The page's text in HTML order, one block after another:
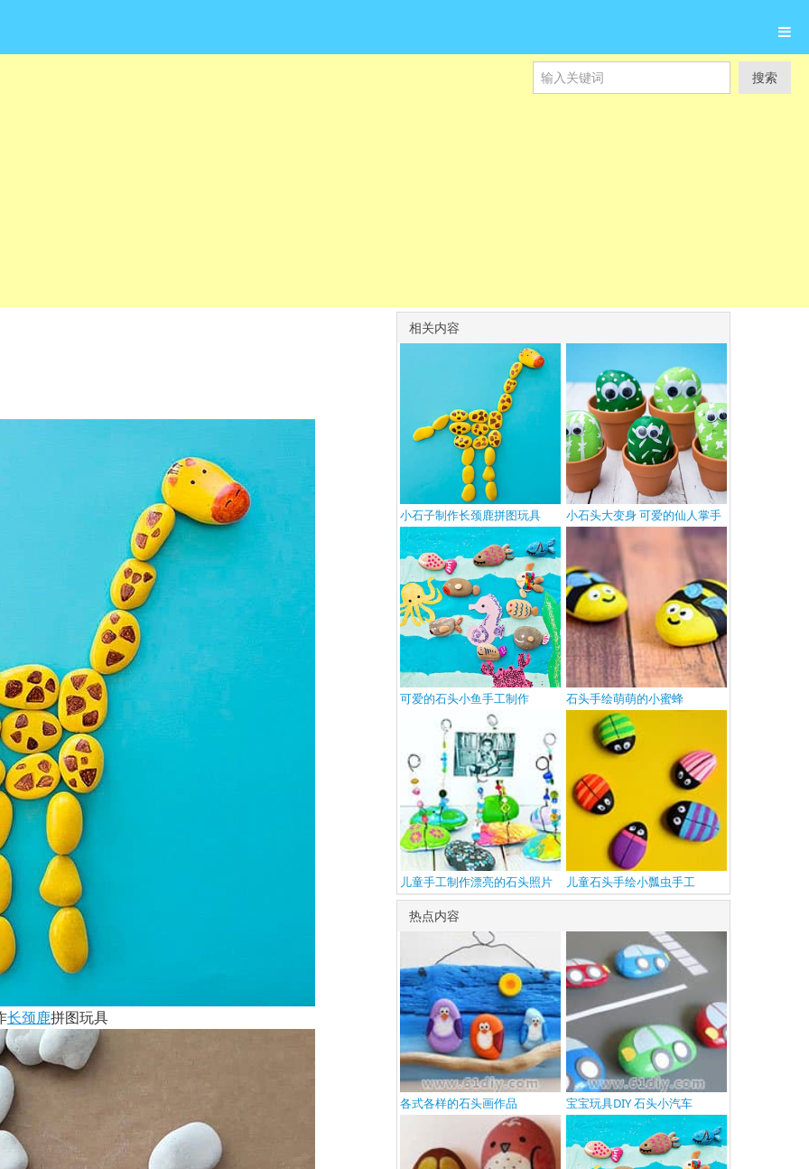
搜索
长颈鹿拼图玩具
相关内容
小石子制作长颈鹿拼图玩具
小石头大变身 可爱的仙人掌手
工
可爱的石头小鱼手工制作 石头手绘萌萌的小蜜蜂
儿童手工制作漂亮的石头照片
夹
儿童石头手绘小瓢虫手工
热点内容
各式各样的石头画作品 宝宝玩具DIY 石头小汽车